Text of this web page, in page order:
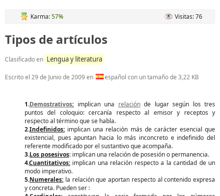
Karma:57% Visitas: 76
Tipos de artículos
Clasificado en Lengua y literatura
Escrito el 29 de Junio de 2009en español con un tamaño de 3,22 KB
1.Demostrativos: implican una relaciónde lugar según los tres
puntos del coloquio: cercanía respecto al emisor y receptos y
respecto al término que se habla.
2.Indefinidos: implican una relación más de carácter esencial que
existencial, pues apuntan hacia lo más inconcreto e indefinido del
referente modificado por el sustantivo que acompaña.
3.Los posesivos: implican una relación de posesión o permanencia.
4.Cuantitativos: implican una relación respecto a la cantidad de un
modo imperativo.
5.Numerales: la relación que aportan respecto al contenido expresa
y concreta. Pueden ser :